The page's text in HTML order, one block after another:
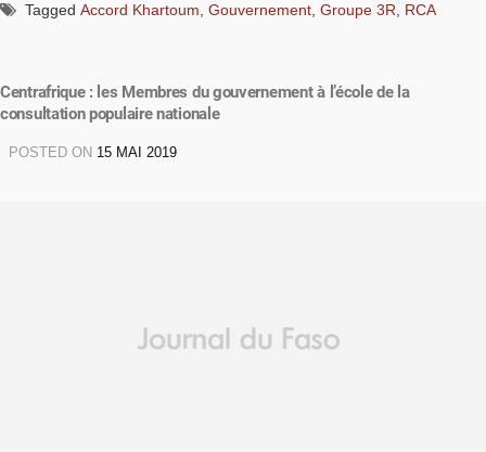
Tagged Accord Khartoum, Gouvernement, Groupe 3R, RCA
Centrafrique : les Membres du gouvernement à l’école de la
consultation populaire nationale
POSTED ON 15 MAI 2019